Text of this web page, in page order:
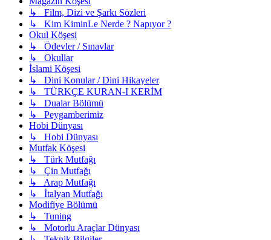
↳ Film, Dizi ve Şarkı Sözleri
↳ Kim KiminLe Nerde ? Napıyor ?
Okul Köşesi
↳ Ödevler / Sınavlar
↳ Okullar
İslami Köşesi
↳ Dini Konular / Dini Hikayeler
↳ TÜRKÇE KURAN-I KERİM
↳ Dualar Bölümü
↳ Peygamberimiz
Hobi Dünyası
↳ Hobi Dünyası
Mutfak Köşesi
↳ Türk Mutfağı
↳ Çin Mutfağı
↳ Arap Mutfağı
↳ İtalyan Mutfağı
Modifiye Bölümü
↳ Tuning
↳ Motorlu Araçlar Dünyası